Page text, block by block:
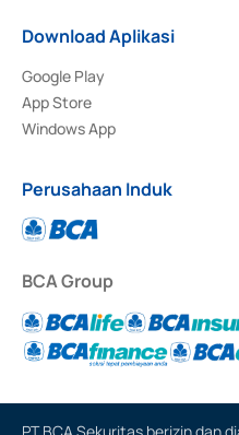
Download Aplikasi
Google Play
App Store
Windows App
Perusahaan Induk
BCA Group